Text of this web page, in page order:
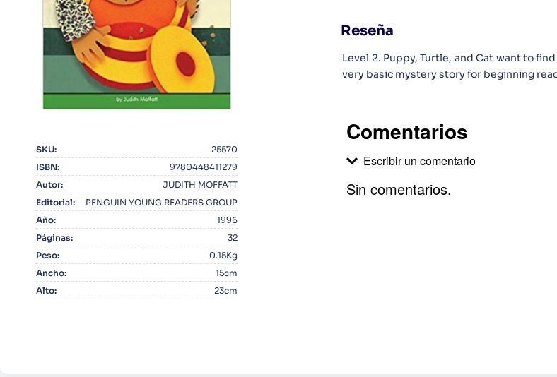
SKU:
25570
ISBN:
9780448411279
Autor:
JUDITH MOFFATT
Editorial:
PENGUIN YOUNG READERS GROUP
Año:
1996
Páginas:
32
Peso:
0.15Kg
Ancho:
15cm
Alto: 23cm
Reseña
Level 2. Puppy, Turtle, and Cat want to
very basic mystery story for beginning
Comentarios
Escribir un comentario
Sin comentarios.